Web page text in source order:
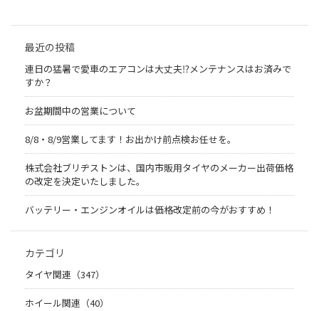
最近の投稿
連日の猛暑で愛車のエアコンは大丈夫⁉メンテナンスはお済みで
すか？
お盆期間中の営業について
8/8・8/9営業してます！お出かけ前点検お任せを。
株式会社ブリヂストンは、国内市販用タイヤのメーカー出荷価格
の改定を決定いたしました。
バッテリー・エンジンオイルは価格改定前の今がおすすめ！
カテゴリ
タイヤ関連（347）
ホイール関連（40）